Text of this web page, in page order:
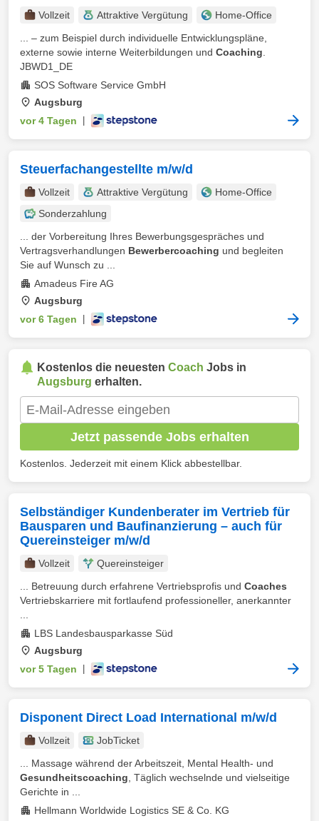
Vollzeit Attraktive Vergütung
Home-Office
... – zum Beispiel durch individuelle Entwicklungspläne,
externe sowie interne Weiterbildungen und Coaching
JBWD1_DE
SOS Software Service GmbH
Augsburg
vor 4 Tagen
Steuerfachangestellte m/w/d
Vollzeit Attraktive Vergütung
Home-Office
Sonderzahlung
... der Vorbereitung Ihres Bewerbungsgespräches und
Vertragsverhandlungen Bewerbercoaching und begleiten
Sie auf Wunsch zu ...
Amadeus Fire AG
Augsburg
vor 6 Tagen
Kostenlos die neuesten Coach Jobs in
Augsburg erhalten.
Jetzt passende Jobs erhalten
Kostenlos. Jederzeit mit einem Klick abbestellbar.
Selbständiger Kundenberater im Vertrieb für
Bausparen und Baufinanzierung – auch für
Quereinsteiger m/w/d
Vollzeit
Quereinsteiger
... Betreuung durch erfahrene Vertriebsprofis und Coaches
Vertriebskarriere mit fortlaufend professioneller, anerkannter
LBS Landesbausparkasse Süd
Augsburg
vor 5 Tagen
Disponent Direct Load International m/w/d
Vollzeit
JobTicket
... Massage während der Arbeitszeit, Mental Health- und
Gesundheitscoaching , Täglich wechselnde und vielseitige
Gerichte in ...
Hellmann Worldwide Logistics SE & Co. KG